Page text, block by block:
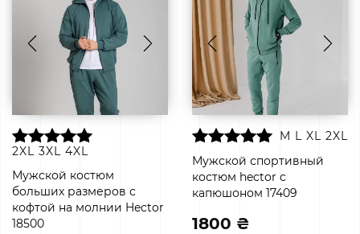
2XL 3XL 4XL
Мужской костюм
больших размеров с
кофтой на молнии Hector
18500
M L XL 2XL
Мужской спортивный
костюм hector с
капюшоном 17409
1800 ₴